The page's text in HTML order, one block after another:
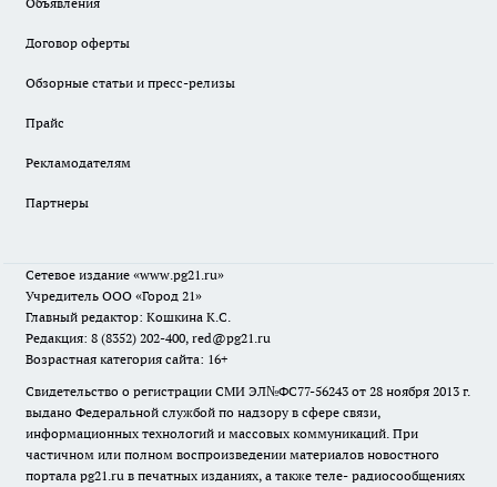
Договор оферты
Обзорные статьи и пресс-релизы
Прайс
Рекламодателям
Партнеры
Сетевое издание «www.pg21.ru»
Учредитель ООО «Город 21»
Главный редактор: Кошкина К.С.
Редакция: 8 (8352) 202-400, red@pg21.ru
Возрастная категория сайта: 16+
Свидетельство о регистрации СМИ ЭЛ№ФС77-56243 от 28 ноября 2013 г.
выдано Федеральной службой по надзору в сфере связи,
информационных технологий и массовых коммуникаций. При
частичном или полном воспроизведении материалов новостного
портала pg21.ru в печатных изданиях, а также теле- радиосообщениях